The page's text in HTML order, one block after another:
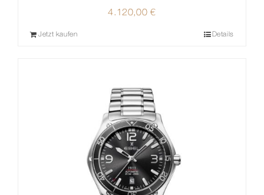
4.120,00€
Jetzt kaufen Details